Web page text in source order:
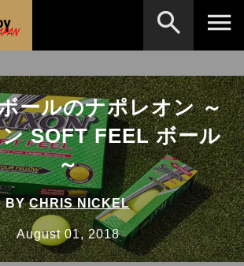
ールのナポレオン ～
SOFT FEEL ボール
～
BYCHRIS NICKEL
August 01, 2018
テストランキング
新製品情報
達・実践テクニック
タ検証
ニュース
ュー
など、検索したい事柄を入
検索